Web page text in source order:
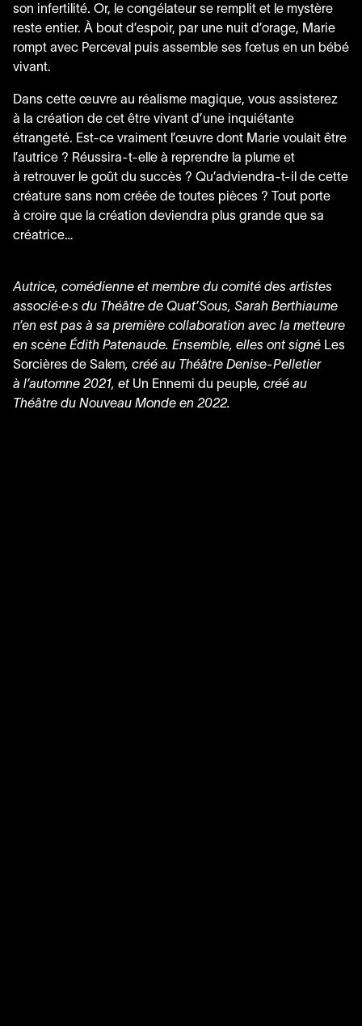
son infertilité. Or, le congélateur se remplit et le mystère
reste entier. À bout d’espoir, par une nuit d’orage, Marie
rompt avec Perceval puis assemble ses fœtus en un bébé
vivant.
Dans cette œuvre au réalisme magique, vous assisterez
à la création de cet être vivant d’une inquiétante
étrangeté. Est-ce vraiment l’œuvre dont Marie voulait être
l’autrice ? Réussira-t-elle à reprendre la plume et
à retrouver le goût du succès ? Qu’adviendra-t-il de cette
créature sans nom créée de toutes pièces ? Tout porte
à croire que la création deviendra plus grande que sa
créatrice…
Autrice, comédienne et membre du comité des artistes
associé·e·s du Théâtre de Quat’Sous, Sarah Berthiaume
n’en est pas à sa première collaboration avec la metteure
en scène Édith Patenaude. Ensemble, elles ont signé Les
Sorcières de Salem, créé au Théâtre Denise-Pelletier
à l’automne 2021, et Un Ennemi du peuple, créé au
Théâtre du Nouveau Monde en 2022.